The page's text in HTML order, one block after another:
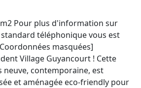
Pour plus d'information sur
téléphonique vous est
masquées]
Village Guyancourt ! Cette
neuve, contemporaine, est
et aménagée eco-friendly pour